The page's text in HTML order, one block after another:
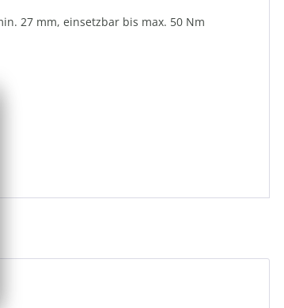
27 mm, einsetzbar bis max. 50 Nm